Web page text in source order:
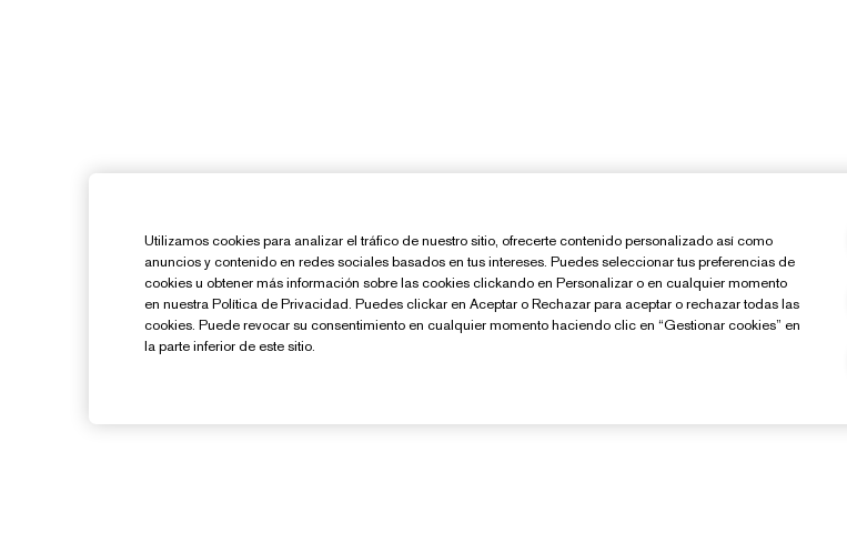
Utilizamos cookies para analizar el tráfico de nuestro sitio, ofrecerte contenido personalizado así como
anuncios y contenido en redes sociales basados en tus intereses. Puedes seleccionar tus preferencias de
cookies u obtener más información sobre las cookies clickando en Personalizar o en cualquier momento
en nuestra Política de Privacidad. Puedes clickar en Aceptar o Rechazar para aceptar o rechazar todas las
cookies. Puede revocar su consentimiento en cualquier momento haciendo clic en “Gestionar cookies” en
la parte inferior de este sitio.